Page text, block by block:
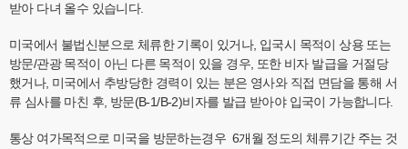
받아 다녀 올수 있습니다.
미국에서 불법신분으로 체류한 기록이 있거나, 입국시 목적이 상용 또는
방문/관광 목적이 아닌 다른 목적이 있을 경우, 또한 비자 발급을 거절당
했거나, 미국에서 추방당한 경력이 있는 분은 영사와 직접 면담을 통해 서
류 심사를 마친 후, 방문(B-1/B-2)비자를 발급 받아야 입국이 가능합니다.
통상 여가목적으로 미국을 방문하는경우 6개월 정도의 체류기간 주는 것